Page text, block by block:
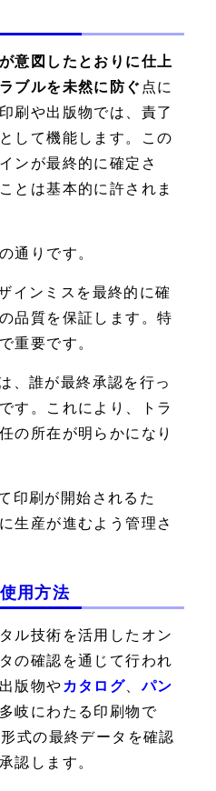
意図したとおりに仕上
ブルを未然に防ぐ 点に
刷や出版物では、責了
して機能します。この
ンが最終的に確定さ
とは基本的に許されま
通りです。
インミスを最終的に確
品質を保証します。特
重要です。
、誰が最終承認を行っ
す。これにより、トラ
の所在が明らかになり
印刷が開始されるた
生産が進むよう管理さ
用方法
ル技術を活用したオン
の確認を通じて行われ
版物や カタログ 、パン
岐にわたる印刷物で
形式の最終データを確認
認します。